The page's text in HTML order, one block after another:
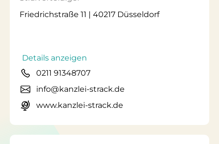
Friedrichstraße 11 | 40217 Düsseldorf
Details anzeigen
0211 91348707
info@kanzlei-strack.de
www.kanzlei-strack.de